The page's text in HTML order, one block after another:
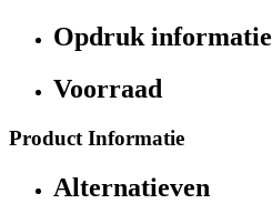
Opdruk informatie
Voorraad
Product Informatie
Alternatieven